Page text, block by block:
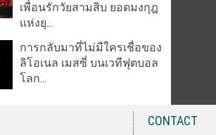
เพื่อนรักวัยสามสิบ ยอดมงกุฎ
แห่งยุ...
การกลับมาที่ไม่มีใครเชื่อของ
ลิโอเนล เมสซี่ บนเวทีฟุตบอล
โลก...
CONTACT